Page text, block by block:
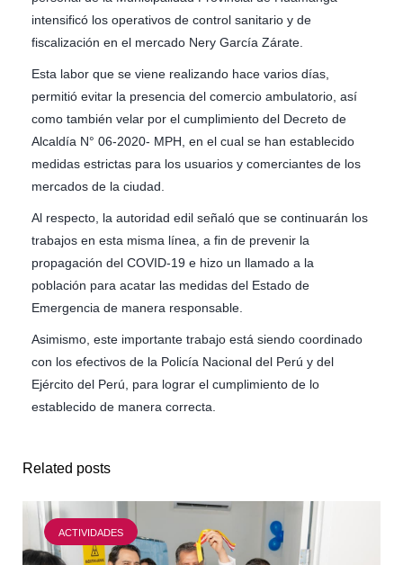
intensificó los operativos de control sanitario y de
fiscalización en el mercado Nery García Zárate.
Esta labor que se viene realizando hace varios días,
permitió evitar la presencia del comercio ambulatorio, así
como también velar por el cumplimiento del Decreto de
Alcaldía N° 06-2020- MPH, en el cual se han establecido
medidas estrictas para los usuarios y comerciantes de los
mercados de la ciudad.
Al respecto, la autoridad edil señaló que se continuarán los
trabajos en esta misma línea, a fin de prevenir la
propagación del COVID-19 e hizo un llamado a la
población para acatar las medidas del Estado de
Emergencia de manera responsable.
Asimismo, este importante trabajo está siendo coordinado
con los efectivos de la Policía Nacional del Perú y del
Ejército del Perú, para lograr el cumplimiento de lo
establecido de manera correcta.
Related posts
ACTIVIDADES